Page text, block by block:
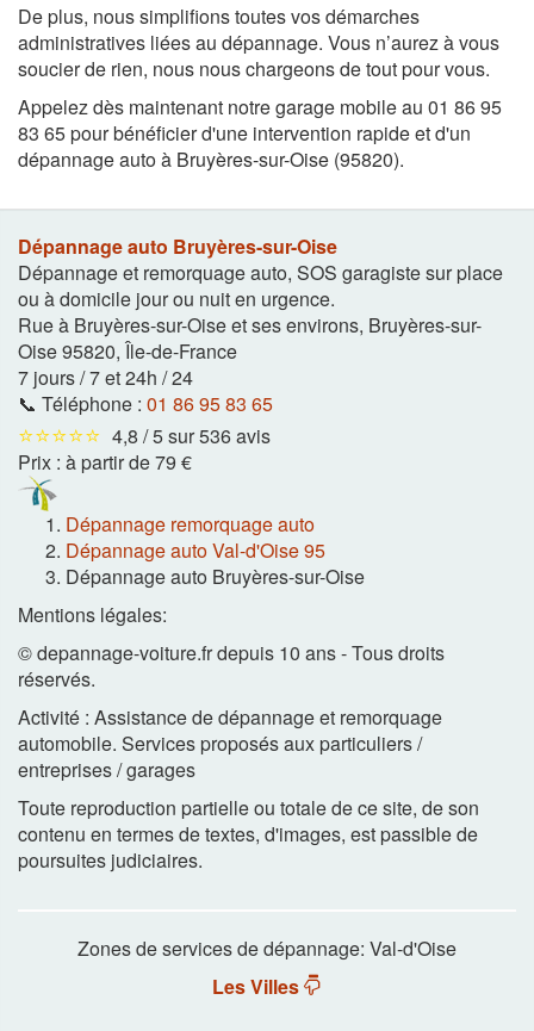
De plus, nous simplifions toutes vos démarches
administratives liées au dépannage. Vous n’aurez à vous
soucier de rien, nous nous chargeons de tout pour vous.
Appelez dès maintenant notre garage mobile au 01 86 95
83 65 pour bénéficier d'une intervention rapide et d'un
dépannage auto à Bruyères-sur-Oise (95820).
Dépannage auto Bruyères-sur-Oise
Dépannage et remorquage auto, SOS garagiste sur place
ou à domicile jour ou nuit en urgence.
Rue à Bruyères-sur-Oise et ses environs, Bruyères-sur-
Oise95820, Île-de-France
7 jours / 7 et 24h / 24
📞 Téléphone : 01 86 95 83 65
⭐⭐⭐⭐⭐ 4,8 / 5 sur 536 avis
Prix : à partir de 79 €
Dépannage remorquage auto
Dépannage auto Val-d'Oise 95
Dépannage auto Bruyères-sur-Oise
Mentions légales:
© depannage-voiture.fr depuis 10 ans - Tous droits
réservés.
Activité : Assistance de dépannage et remorquage
automobile. Services proposés aux particuliers /
entreprises / garages
Toute reproduction partielle ou totale de ce site, de son
contenu en termes de textes, d'images, est passible de
poursuites judiciaires.
Zones de services de dépannage: Val-d'Oise
Les Villes